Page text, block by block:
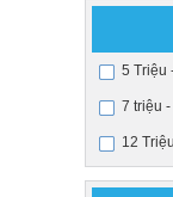
5 Triệu
7 triệu
12